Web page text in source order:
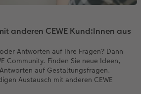
anderen CEWE Kund:Innen aus
Antworten auf Ihre Fragen? Dann
Community. Finden Sie neue Ideen,
auf Gestaltungsfragen.
Austausch mit anderen CEWE